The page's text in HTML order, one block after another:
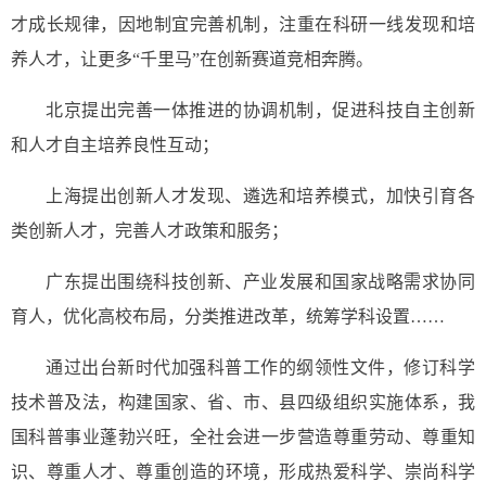
才成长规律，因地制宜完善机制，注重在科研一线发现和培
养人才，让更多“千里马”在创新赛道竞相奔腾。
北京提出完善一体推进的协调机制，促进科技自主创新
和人才自主培养良性互动；
上海提出创新人才发现、遴选和培养模式，加快引育各
类创新人才，完善人才政策和服务；
广东提出围绕科技创新、产业发展和国家战略需求协同
育人，优化高校布局，分类推进改革，统筹学科设置……
通过出台新时代加强科普工作的纲领性文件，修订科学
技术普及法，构建国家、省、市、县四级组织实施体系，我
国科普事业蓬勃兴旺，全社会进一步营造尊重劳动、尊重知
识、尊重人才、尊重创造的环境，形成热爱科学、崇尚科学